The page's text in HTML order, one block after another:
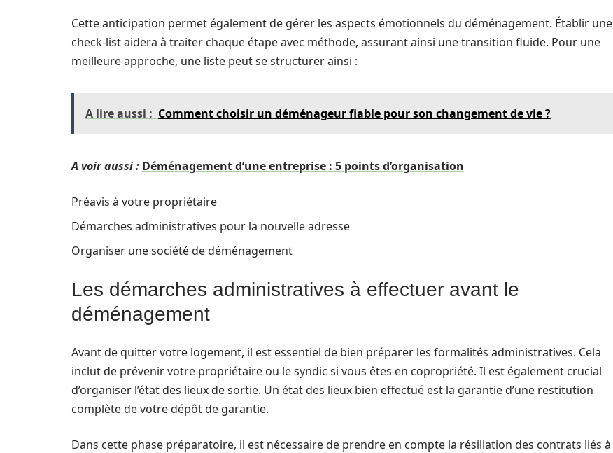
Cette anticipation permet également de gérer les aspects émotionnels du déménagement. Établir une
check-list aidera à traiter chaque étape avec méthode, assurant ainsi une transition fluide. Pour une
meilleure approche, une liste peut se structurer ainsi :
A lire aussi : Comment choisir un déménageur fiable pour son changement de vie ?
A voir aussi : Déménagement d’une entreprise : 5 points d’organisation
Préavis à votre propriétaire
Démarches administratives pour la nouvelle adresse
Organiser une société de déménagement
Les démarches administratives à effectuer avant le
déménagement
Avant de quitter votre logement, il est essentiel de bien préparer les formalités administratives. Cela
inclut de prévenir votre propriétaire ou le syndic si vous êtes en copropriété. Il est également crucial
d’organiser l’état des lieux de sortie. Un état des lieux bien effectué est la garantie d’une restitution
complète de votre dépôt de garantie.
Dans cette phase préparatoire, il est nécessaire de prendre en compte la résiliation des contrats liés à